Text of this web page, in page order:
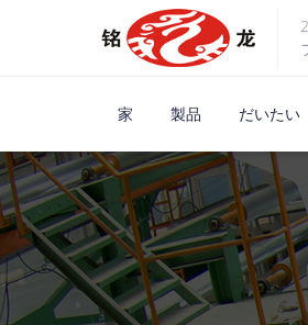
家 製品 だいたい